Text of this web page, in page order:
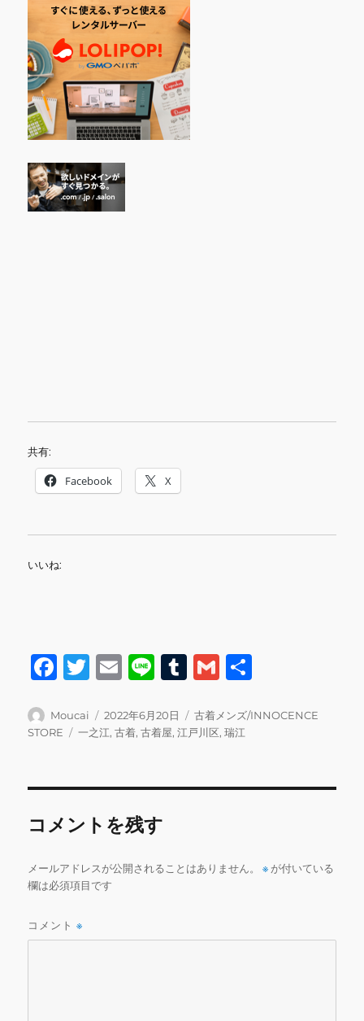
共有:
Facebook X
いいね:
F
c
e
o
o
T
it
te
E
ai
l
Li
e
T
m
bl
G
ai
l
投
稿
Moucai
投
稿
2022年6月20日
カ
テ
古着メンズ/INNOCENCE
STORE
タ
一之江,古着,古着屋,江戸川区,瑞江
コメントを残す
メールアドレスが公開されることはありません。 ※ が付いている
欄は必須項目です
コメント※